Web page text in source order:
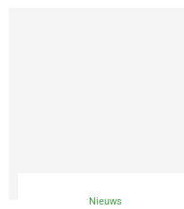
Nieuws